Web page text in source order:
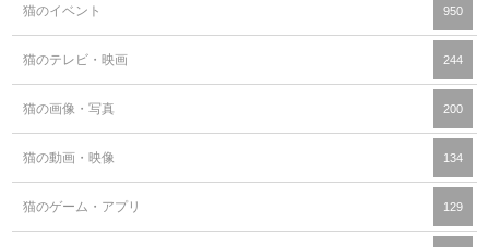
猫のイベント 950
猫のテレビ・映画 244
猫の画像・写真 200
猫の動画・映像 134
猫のゲーム・アプリ 129